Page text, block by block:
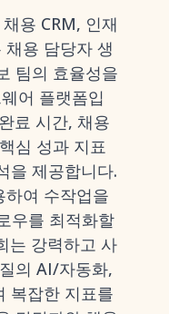
채용 CRM, 인재
용 담당자 생
팀의 효율성을
어 플랫폼입
료 시간, 채용
심 성과 지표
을 제공합니다.
여 수작업을
우를 최적화할
는 강력하고 사
의 AI/자동화,
복잡한 지표를